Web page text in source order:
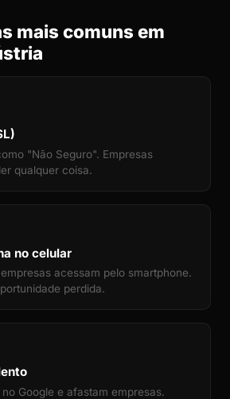
mais comuns em
"Não Seguro". Empresas
qualquer coisa.
no celular
acessam pelo smartphone.
perdida.
Google e afastam empresas.